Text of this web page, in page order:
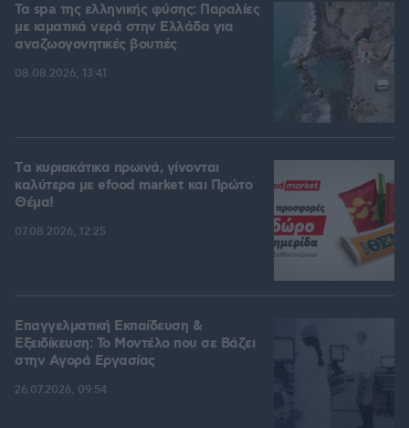
Τα spa της ελληνικής φύσης: Παραλίες
με ιαματικά νερά στην Ελλάδα για
αναζωογονητικές βουτιές
08.08.2026, 13:41
Tα κυριακάτικα πρωινά, γίνονται
καλύτερα με efood market και Πρώτο
Θέμα!
07.08.2026, 12:25
Επαγγελματική Εκπαίδευση &
Εξειδίκευση: Το Mοντέλο που σε Bάζει
στην Aγορά Eργασίας
26.07.2026, 09:54